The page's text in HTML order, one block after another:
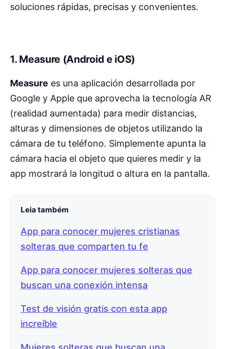
soluciones rápidas, precisas y convenientes.
1. Measure (Android e iOS)
Measure es una aplicación desarrollada por
Google y Apple que aprovecha la tecnología AR
(realidad aumentada) para medir distancias,
alturas y dimensiones de objetos utilizando la
cámara de tu teléfono. Simplemente apunta la
cámara hacia el objeto que quieres medir y la
app mostrará la longitud o altura en la pantalla.
Leia também
App para conocer mujeres cristianas
solteras que comparten tu fe
App para conocer mujeres solteras que
buscan una conexión intensa
Test de visión gratis con esta app
increíble